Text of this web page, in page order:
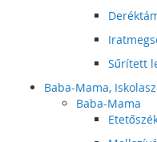
Sűrített
Baba-Mama,
Baba-Mama